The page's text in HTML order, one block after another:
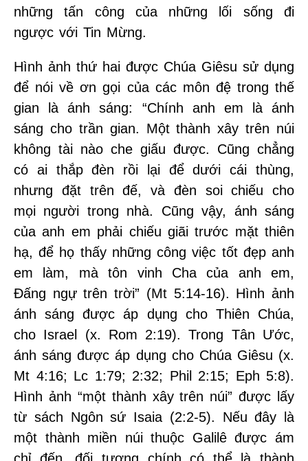
những tấn công của những lối sống đi
ngược với Tin Mừng.
Hình ảnh thứ hai được Chúa Giêsu sử dụng
để nói về ơn gọi của các môn đệ trong thế
gian là ánh sáng: “Chính anh em là ánh
sáng cho trần gian. Một thành xây trên núi
không tài nào che giấu được. Cũng chẳng
có ai thắp đèn rồi lại để dưới cái thùng,
nhưng đặt trên đế, và đèn soi chiếu cho
mọi người trong nhà. Cũng vậy, ánh sáng
của anh em phải chiếu giãi trước mặt thiên
hạ, để họ thấy những công việc tốt đẹp anh
em làm, mà tôn vinh Cha của anh em,
Đấng ngự trên trời” (Mt 5:14-16). Hình ảnh
ánh sáng được áp dụng cho Thiên Chúa,
cho Israel (x. Rom 2:19). Trong Tân Ước,
ánh sáng được áp dụng cho Chúa Giêsu (x.
Mt 4:16; Lc 1:79; 2:32; Phil 2:15; Eph 5:8).
Hình ảnh “một thành xây trên núi” được lấy
từ sách Ngôn sứ Isaia (2:2-5). Nếu đây là
một thành miền núi thuộc Galilê được ám